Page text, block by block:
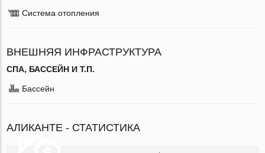
Система отопления
ВНЕШНЯЯ ИНФРАСТРУКТУРА
СПА, БАССЕЙН И Т.П.
Бассейн
АЛИКАНТЕ - СТАТИСТИКА